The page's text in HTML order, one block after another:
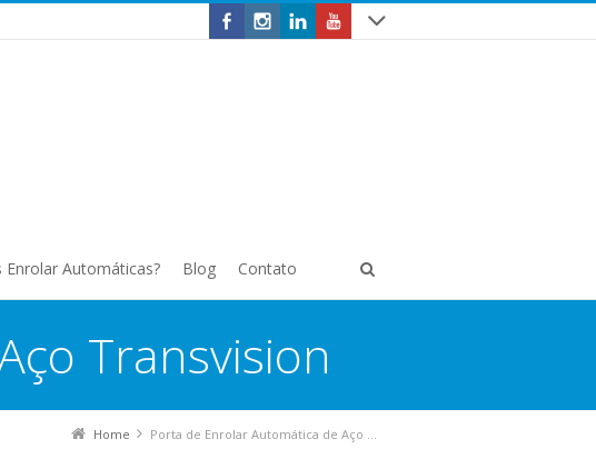
Automáticas? Blog Contato
Transvision
Home Porta de Enrolar Automática de Aço Transvision